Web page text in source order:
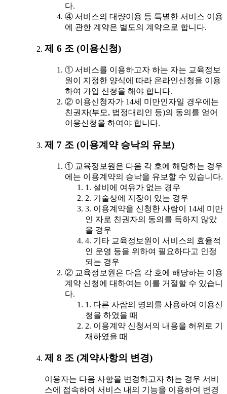
다.
④ 서비스의 대량이용 등 특별한 서비스 이용
에 관한 계약은 별도의 계약으로 합니다.
제 6 조 (이용신청)
① 서비스를 이용하고자 하는 자는 교육정보
원이 지정한 양식에 따라 온라인신청을 이용
하여 가입 신청을 해야 합니다.
② 이용신청자가 14세 미만인자일 경우에는
친권자(부모, 법정대리인 등)의 동의를 얻어
이용신청을 하여야 합니다.
제 7 조 (이용계약 승낙의 유보)
① 교육정보원은 다음 각 호에 해당하는 경우
에는 이용계약의 승낙을 유보할 수 있습니다.
1. 설비에 여유가 없는 경우
2. 기술상에 지장이 있는 경우
3. 이용계약을 신청한 사람이 14세 미만
인 자로 친권자의 동의를 득하지 않았
을 경우
4. 기타 교육정보원이 서비스의 효율적
인 운영 등을 위하여 필요하다고 인정
되는 경우
② 교육정보원은 다음 각 호에 해당하는 이용
계약 신청에 대하여는 이를 거절할 수 있습니
다.
1. 다른 사람의 명의를 사용하여 이용신
청을 하였을 때
2. 이용계약 신청서의 내용을 허위로 기
재하였을 때
제 8 조 (계약사항의 변경)
이용자는 다음 사항을 변경하고자 하는 경우 서비
스에 접속하여 서비스 내의 기능을 이용하여 변경